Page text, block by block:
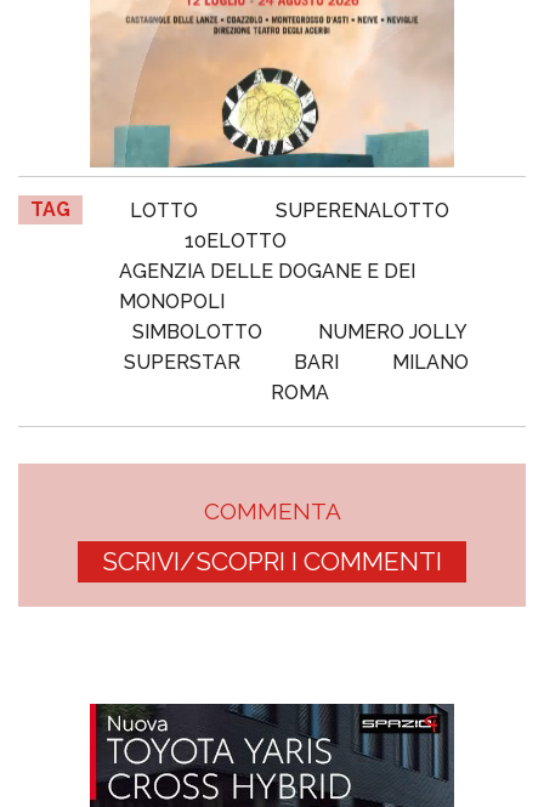
TAG LOTTO
SUPERENALOTTO
10ELOTTO
AGENZIA DELLE DOGANE E DEI
MONOPOLI
SIMBOLOTTO
NUMERO JOLLY
SUPERSTAR
BARI
MILANO
ROMA
COMMENTA
SCRIVI/SCOPRI I COMMENTI